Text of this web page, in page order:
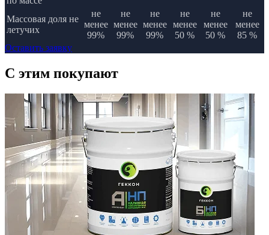
Массовая доля не
летучих
не
менее
99%
не
менее
99%
не
менее
99%
не
менее
50 %
не
менее
50 %
не
менее
85 %
Оставить заявку
C этим покупают